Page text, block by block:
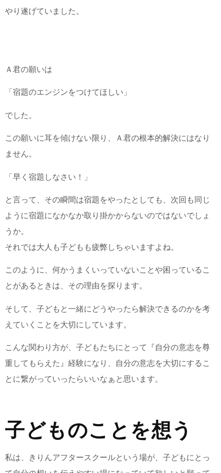
やり遂げていました。
Ａ君の願いは
「宿題のエンジンをつけてほしい」
でした。
この願いに耳を傾けない限り、Ａ君の根本的解決にはなり
ません。
「早く宿題しなさい！」
と言って、その瞬間は宿題をやったとしても、次回も同じ
ように宿題になかなか取り掛かからないのではないでしょ
うか。
それでは大人も子どもも疲弊しちゃいますよね。
このように、何かうまくいっていないことや困っているこ
とがあるときは、その理由を探ります。
そして、子どもと一緒にどうやったら解決できるのかを考
えていくことを大切にしています。
こんな関わり方が、子どもたちにとって『自分の意志を尊
重してもらえた』経験になり、自分の意志を大切にするこ
とに繋がっていったらいいなぁと思います。
子どものことを想う
私は、きりんアフタースクールという場が、子どもにとっ